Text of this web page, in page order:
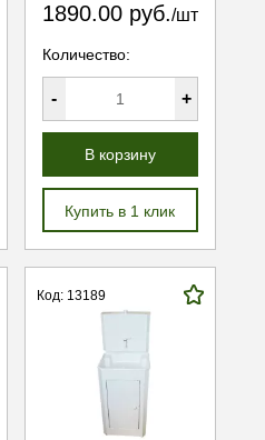
1890.00 руб./шт
Количество:
- +
В корзину
Купить в 1 клик
Код: 13189